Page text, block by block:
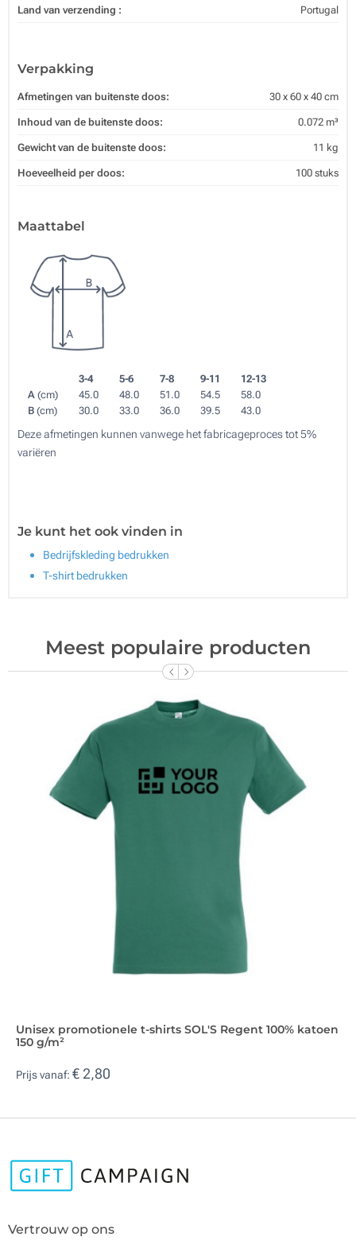
Land van verzending : Portugal
Verpakking
Afmetingen van buitenste doos: 30 x 60 x 40 cm
Inhoud van de buitenste doos: 0.072 m³
Gewicht van de buitenste doos: 11 kg
Hoeveelheid per doos: 100 stuks
Maattabel
3-4 5-6 7-8 9-11
12-13
A (cm) 45.0 48.0 51.0 54.5
58.0
B (cm) 30.0 33.0 36.0 39.5 43.0
Deze afmetingen kunnen vanwege het fabricageproces tot 5%
variëren
Je kunt het ook vinden in
Bedrijfskleding bedrukken
T-shirt bedrukken
Meest populaire producten
Unisex promotionele t-shirts SOL'S Regent 100% katoen
150 g/m²
Prijs vanaf: € 2,80
Vertrouw op ons